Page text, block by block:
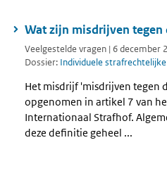
Wat zijn misdrijven tegen
Veelgestelde vragen | 6 december
Dossier: Individuele
Het misdrijf 'misdrijven tegen
opgenomen in artikel 7 van
Internationaal Strafhof.
deze definitie geheel ...